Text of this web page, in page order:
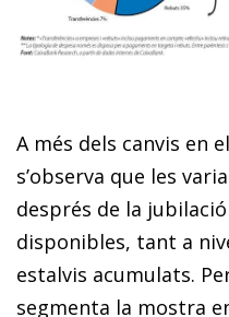
A més dels canvis en
s’observa que les
després de la
disponibles, tant a
estalvis acumulats.
segmenta la mostra